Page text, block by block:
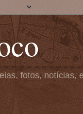
fotos,